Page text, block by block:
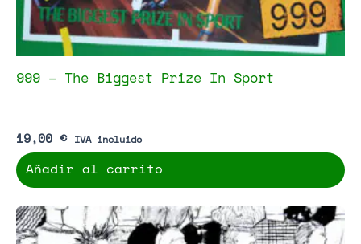
999 – The Biggest Prize In Sport
19,00 € IVA incluido
Añadir al carrito